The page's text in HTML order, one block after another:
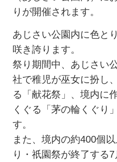
りが開催されます。
あじさい公園内に色と
咲き誇ります。
祭り期間中、あじさい
社で稚児が巫女に扮し
る「献花祭」、境内に
くぐる「茅の輪くぐり
す。
また、境内の約400個
り・祇園祭が終了する